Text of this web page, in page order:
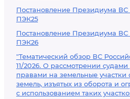
Постановление Президиума ВС
ПЭК25
Постановление Президиума ВС
ПЭК26
"Тематический обзор ВС
11/2026. О рассмотрении
правами на земельные участки
земель, изъятых из оборота и
с использованием таких